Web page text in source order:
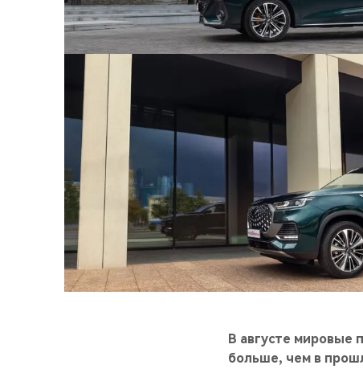
В августе мировые
больше, чем в